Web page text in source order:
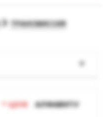
ТРАНСМИССИЯ
ЦЕНЕ АЛФАВИТУ